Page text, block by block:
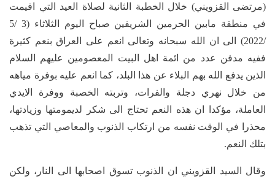
(مرتضى القزويني) خلال الخطبة الثانية لصلاة العيد التي اقيمت
في منطقة مابين الحرمين الشريفين صباح اليوم الثلاثاء (3 /5
/2022) الى ان الله سبحانه وتعالى انعم على العراق بنعم كثيرة
ففيه مدفن عدد من ائمة اهل البيت المعصومين عليهم السلام
الذين يدفع الله بهم البلاء عن هذا البلد، كما انعم عليه بوفرة مياهه
من خلال نهري دجلة والفرات، وتربته الخصبة ووفرة الايدي
العاملة، مؤكدا ان هذه النعم تحتاج الى شكر لديمومتها وزيادتها،
محذرا في الوقت نفسه من ارتكاب الذنوب والمعاصي التي تذهب
بتلك النعم.
وقال السيد القزويني ان الذنوب تسوق اصحابها الى النار، ولكن